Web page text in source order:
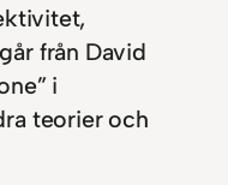
från David
i
teorier och